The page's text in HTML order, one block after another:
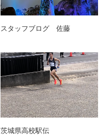
スタッフブログ 佐藤
茨城県高校駅伝